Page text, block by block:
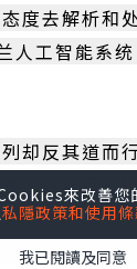
度去解析和
工智能系
却反其道而
宗教观点的
底线，违背
。“莫兰显现
來改善您
私隱政策和使用
我已閱讀及同意